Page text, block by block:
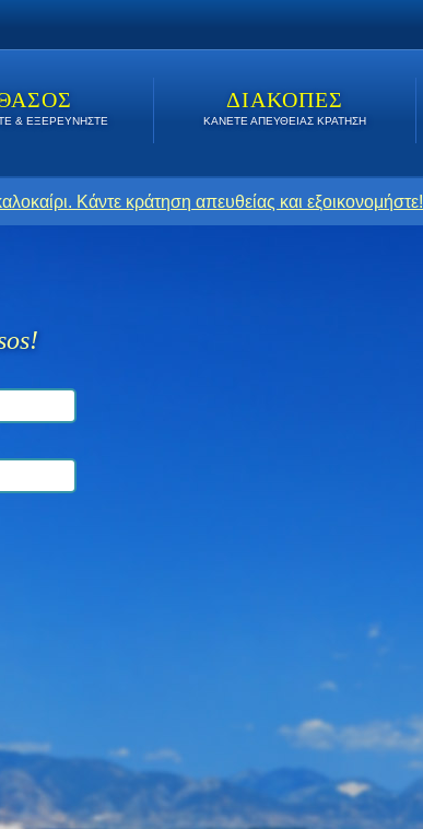
& ΕΞΕΡΕΥΝΗΣΤΕ
ΔΙΑΚΟΠΕΣ
ΚΑΝΕΤΕ ΑΠΕΥΘΕΙΑΣ ΚΡΑΤΗΣΗ
Κάντε κράτηση απευθείας και εξοικονομήστε!